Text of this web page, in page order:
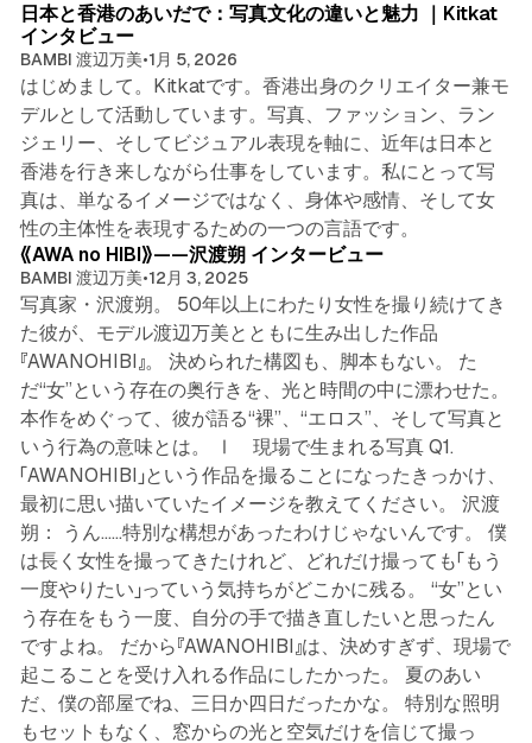
日本と香港のあいだで：写真文化の違いと魅力 ｜Kitkat
インタビュー
BAMBI 渡辺万美•1月 5, 2026
はじめまして。Kitkatです。香港出身のクリエイター兼モ
デルとして活動しています。写真、ファッション、ラン
ジェリー、そしてビジュアル表現を軸に、近年は日本と
香港を行き来しながら仕事をしています。私にとって写
真は、単なるイメージではなく、身体や感情、そして女
性の主体性を表現するための一つの言語です。
8 min read
《AWA no HIBI》——沢渡朔 インタービュー
BAMBI 渡辺万美•12月 3, 2025
写真家・沢渡朔。 50年以上にわたり女性を撮り続けてき
た彼が、モデル渡辺万美とともに生み出した作品
『AWANOHIBI』。 決められた構図も、脚本もない。 た
だ“女”という存在の奥行きを、光と時間の中に漂わせた。
本作をめぐって、彼が語る“裸”、“エロス”、そして写真と
いう行為の意味とは。 Ⅰ 現場で生まれる写真 Q1.
「AWANOHIBI」という作品を撮ることになったきっかけ、
最初に思い描いていたイメージを教えてください。 沢渡
朔： うん……特別な構想があったわけじゃないんです。 僕
は長く女性を撮ってきたけれど、どれだけ撮っても「もう
一度やりたい」っていう気持ちがどこかに残る。 “女”とい
う存在をもう一度、自分の手で描き直したいと思ったん
ですよね。 だから『AWANOHIBI』は、決めすぎず、現場で
起こることを受け入れる作品にしたかった。 夏のあい
だ、僕の部屋でね、三日か四日だったかな。 特別な照明
もセットもなく、窓からの光と空気だけを信じて撮っ